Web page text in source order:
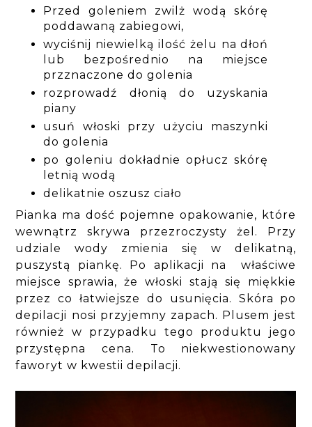
Przed goleniem zwilż wodą skórę
poddawaną zabiegowi,
wyciśnij niewielką ilość żelu na dłoń
lub bezpośrednio na miejsce
przznaczone do golenia
rozprowadź dłonią do uzyskania
piany
usuń włoski przy użyciu maszynki
do golenia
po goleniu dokładnie opłucz skórę
letnią wodą
delikatnie oszusz ciało
Pianka ma dość pojemne opakowanie, które
wewnątrz skrywa przezroczysty żel. Przy
udziale wody zmienia się w delikatną,
puszystą piankę. Po aplikacji na właściwe
miejsce sprawia, że włoski stają się miękkie
przez co łatwiejsze do usunięcia. Skóra po
depilacji nosi przyjemny zapach. Plusem jest
również w przypadku tego produktu jego
przystępna cena. To niekwestionowany
faworyt w kwestii depilacji.